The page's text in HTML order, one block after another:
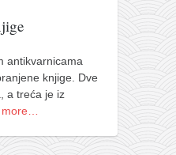
antikvarnicama
knjige. Dve
a treća je iz